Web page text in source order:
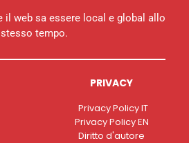
il web sa essere local e global allo
stesso tempo.
PRIVACY
Privacy Policy IT
Privacy Policy EN
Diritto d'autore